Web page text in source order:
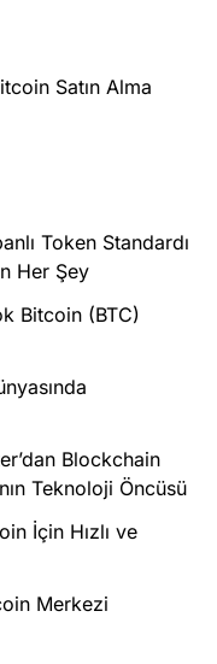
Satın Alma
Token Standardı
Her Şey
Bitcoin (BTC)
Blockchain
Teknoloji Öncüsü
İçin Hızlı ve
Merkezi